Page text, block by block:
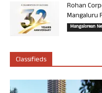
Rohan
Mangaluru
Mangalorean
Classifieds